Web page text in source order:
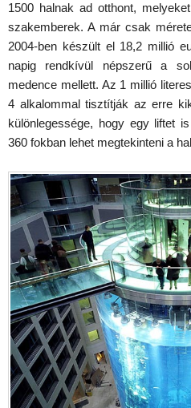
1500 halnak ad otthont,
szakemberek. A már csak
2004-ben készült el 18,2 millió
napig rendkívül népszerű a
medence mellett. Az 1 millió literes
4 alkalommal tisztítják az erre
különlegessége, hogy egy liftet
360 fokban lehet megtekinteni a